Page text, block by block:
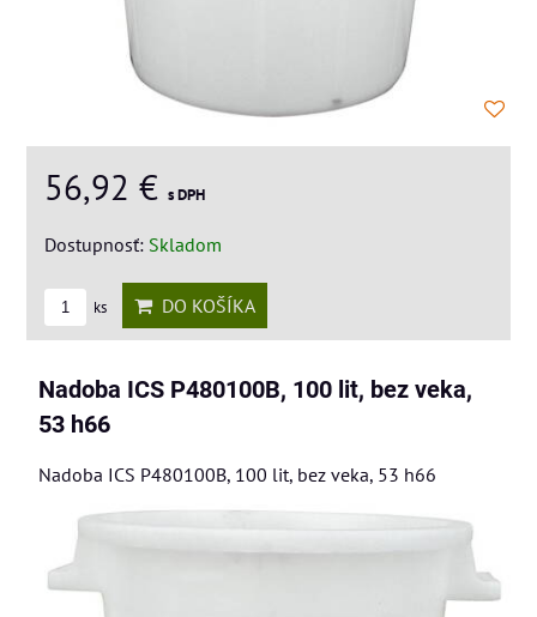
56,92 € s DPH
Dostupnosť: Skladom
ks DO KOŠÍKA
Nadoba ICS P480100B, 100 lit, bez veka,
53 h66
Nadoba ICS P480100B, 100 lit, bez veka, 53 h66